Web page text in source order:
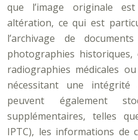
que l’image originale
altération, ce qui est
l’archivage de
photographies historiques,
radiographies médicales
nécessitant une intégrité
peuvent également
supplémentaires, telles
IPTC), les informations de